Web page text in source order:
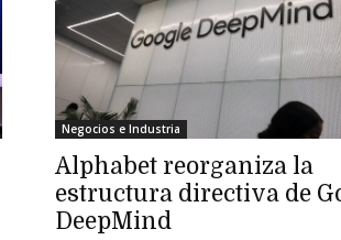
Negocios e Industria
Alphabet reorganiza la
estructura directiva de
DeepMind